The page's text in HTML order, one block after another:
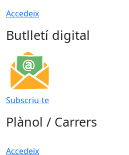
Accedeix
Butlletí digital
Subscriu-te
Plànol / Carrers
Accedeix